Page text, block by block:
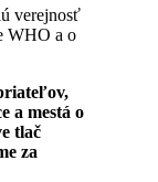
verejnosť
WHO a o
a mestá o
tlač
za